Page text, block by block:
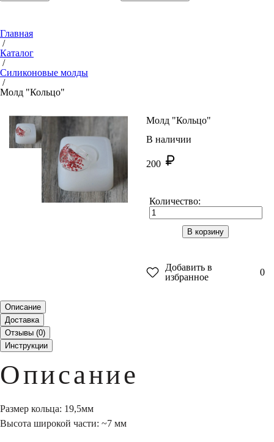
Главная
/
Каталог
/
Силиконовые молды
/
Молд "Кольцо"
Молд "Кольцо"
В наличии
200
Количество:
В корзину
Добавить в
избранное
0
Описание
Доставка
Отзывы (0)
Инструкции
Описание
Размер кольца: 19,5мм
Высота широкой части: ~7 мм